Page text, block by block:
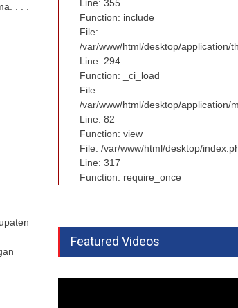
. . .
Line: 355
Function: include
File:
/var/www/html/desktop/application/
Line: 294
Function: _ci_load
File:
/var/www/html/desktop/application/
Line: 82
Function: view
File: /var/www/html/desktop/
Line: 317
Function: require_once
Featured Videos